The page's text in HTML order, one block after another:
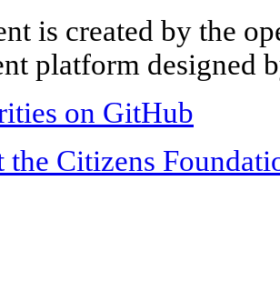
is created by the
platform designed
on GitHub
the Citizens